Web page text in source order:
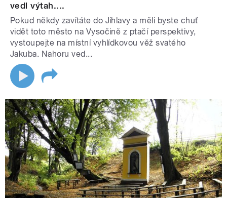
vedl výtah....
Pokud někdy zavítáte do Jihlavy a měli byste chuť
vidět toto město na Vysočině z ptačí perspektivy,
vystoupejte na místní vyhlídkovou věž svatého
Jakuba. Nahoru ved...